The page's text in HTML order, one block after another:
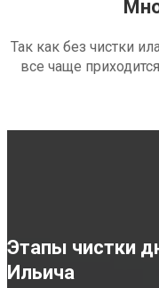
Так как без чистки
все чаще
Этапы чистки
Ильича